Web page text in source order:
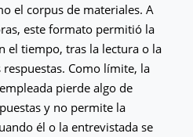
el corpus de materiales. A
este formato permitió la
el tiempo, tras la lectura o la
Como límite, la
pierde algo de
y no permite la
él o la entrevistada se